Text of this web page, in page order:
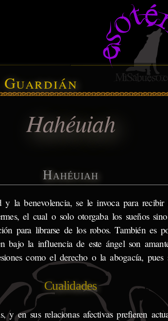
Hahéuiah
Hahéuiah
y la benevolencia, se le invoca para
el cual o solo otorgaba los sueños
para librarse de los robos. También es
bajo la influencia de este ángel son
como el derecho o la abogacía, pues
Cualidades
y en sus relacionas afectivas prefieren